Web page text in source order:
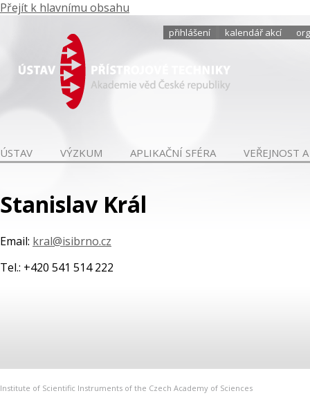
Přejít k hlavnímu obsahu
přihlášení kalendář akcí
ÚSTAV VÝZKUM APLIKAČNÍ SFÉRA VEŘEJNOST
Stanislav Král
Email: kral@isibrno.cz
Tel.: +420 541 514 222
Institute of Scientific Instruments of the Czech Academy of Sciences